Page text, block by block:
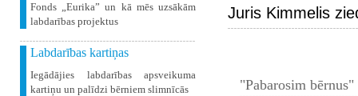
Fonds „Eurika” un kā mēs uzsākām
labdarības projektus
Labdarības kartiņas
Iegādājies labdarības apsveikuma
kartiņu un palīdzi bērniem slimnīcās
Juris Kimmelis
"Pabarosim